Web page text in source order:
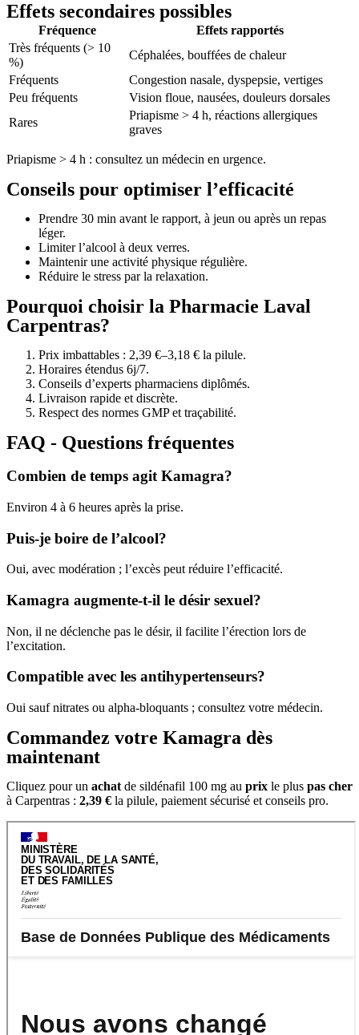
Effets secondaires possibles
Fréquence
Effets rapportés
Très fréquents (> 10
%)
Céphalées, bouffées de chaleur
Fréquents
Congestion nasale, dyspepsie, vertiges
Peu fréquents
Vision floue, nausées, douleurs dorsales
Rares
Priapisme > 4 h, réactions allergiques
graves
Priapisme > 4 h : consultez un médecin en urgence.
Conseils pour optimiser l’efficacité
Prendre 30 min avant le rapport, à jeun ou après un repas
léger.
Limiter l’alcool à deux verres.
Maintenir une activité physique régulière.
Réduire le stress par la relaxation.
Pourquoi choisir la Pharmacie Laval
Carpentras?
Prix imbattables : 2,39 €–3,18 € la pilule.
Horaires étendus 6j/7.
Conseils d’experts pharmaciens diplômés.
Livraison rapide et discrète.
Respect des normes GMP et traçabilité.
FAQ - Questions fréquentes
Combien de temps agit Kamagra?
Environ 4 à 6 heures après la prise.
Puis-je boire de l’alcool?
Oui, avec modération ; l’excès peut réduire l’efficacité.
Kamagra augmente-t-il le désir sexuel?
Non, il ne déclenche pas le désir, il facilite l’érection lors de
l’excitation.
Compatible avec les antihypertenseurs?
Oui sauf nitrates ou alpha-bloquants ; consultez votre médecin.
Commandez votre Kamagra dès
maintenant
Cliquez pour un achat de sildénafil 100 mg au prix le plus pas cher
à Carpentras : 2,39 € la pilule, paiement sécurisé et conseils pro.